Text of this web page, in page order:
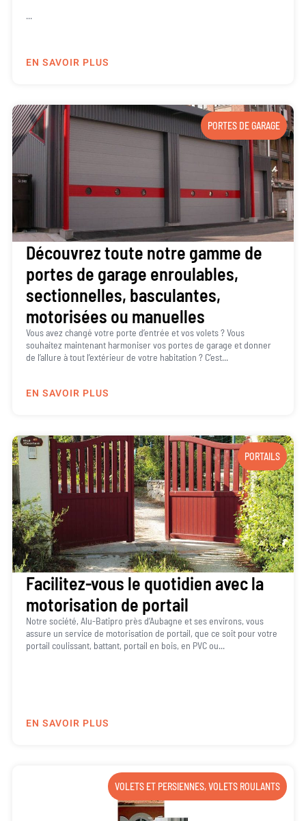
...
EN SAVOIR PLUS
PORTES DE GARAGE
Découvrez toute notre gamme de
portes de garage enroulables,
sectionnelles, basculantes,
motorisées ou manuelles
Vous avez changé votre porte d’entrée et vos volets ? Vous
souhaitez maintenant harmoniser vos portes de garage et donner
de l’allure à tout l’extérieur de votre habitation ? C’est...
EN SAVOIR PLUS
PORTAILS
Facilitez-vous le quotidien avec la
motorisation de portail
Notre société, Alu-Batipro près d’Aubagne et ses environs, vous
assure un service de motorisation de portail, que ce soit pour votre
portail coulissant, battant, portail en bois, en PVC ou...
EN SAVOIR PLUS
VOLETS ET PERSIENNES,VOLETS ROULANTS